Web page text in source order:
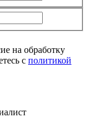
на обработку
с политикой